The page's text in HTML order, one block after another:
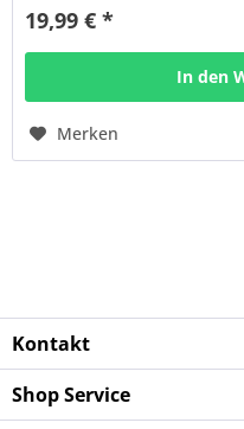
19,99 € *
In den
Merken
Kontakt
Shop Service